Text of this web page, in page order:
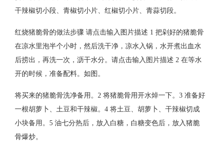
干辣椒切小段、青椒切小片、红椒切小片、青蒜切段。
红烧猪脆骨的做法步骤 请点击输入图片描述 1 把剁好的猪脆骨
在凉水里泡半个小时，然后洗干净，凉水入锅，水开煮出血水
后捞出，再洗一次，沥干水分。请点击输入图片描述 2 在等水
开的时候，准备配料。如图。
将买来的猪脆骨洗净备用。2 将猪脆骨用开水焯一下。3 准备好
一根胡萝卜、土豆和干辣椒。4 将土豆、胡萝卜、干辣椒切成
小块备用。5 油七分热后，放入白糖，白糖变色后，放入猪脆
骨爆炒。